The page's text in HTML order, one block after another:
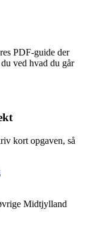
PDF-guide der
ved hvad du går
kort opgaven, så
Midtjylland